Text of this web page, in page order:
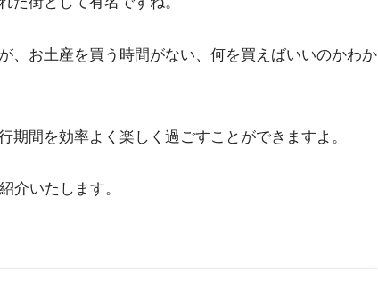
、お土産を買う時間がない、何を買えばいいのかわか
期間を効率よく楽しく過ごすことができますよ。
介いたします。